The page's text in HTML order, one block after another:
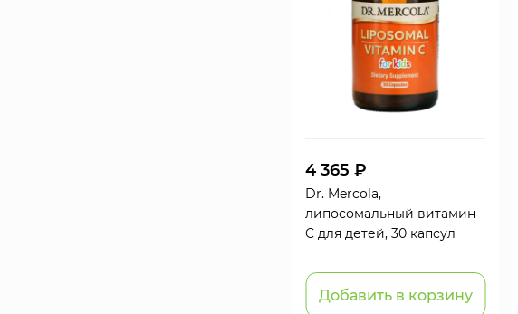
4 365 ₽
Dr. Mercola,
липосомальный витамин
C для детей, 30 капсул
Добавить в корзину